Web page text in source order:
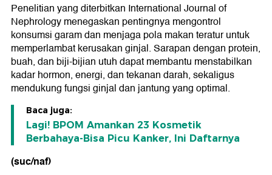
Penelitian yang diterbitkan International Journal of
Nephrology menegaskan pentingnya mengontrol
konsumsi garam dan menjaga pola makan teratur untuk
memperlambat kerusakan ginjal. Sarapan dengan protein,
buah, dan biji-bijian utuh dapat membantu menstabilkan
kadar hormon, energi, dan tekanan darah, sekaligus
mendukung fungsi ginjal dan jantung yang optimal.
Baca juga:
Lagi! BPOM Amankan 23 Kosmetik
Berbahaya-Bisa Picu Kanker, Ini Daftarnya
(suc/naf)